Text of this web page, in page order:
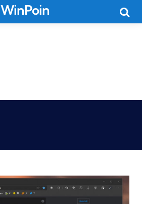
WinPoin